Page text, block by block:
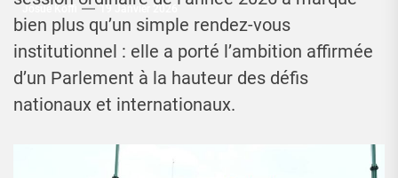
bien plus qu’un simple rendez-vous
institutionnel : elle a porté l’ambition affirmée
d’un Parlement à la hauteur des défis
nationaux et internationaux.